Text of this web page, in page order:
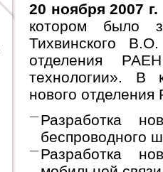
20 ноября 2007 г.
котором было
Тихвинского
отделения
технологии». В
нового
Разработка
беспроводного
Разработка